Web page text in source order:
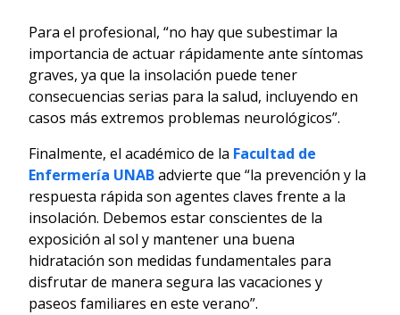
Para el profesional, “no hay que subestimar la
importancia de actuar rápidamente ante síntomas
graves, ya que la insolación puede tener
consecuencias serias para la salud, incluyendo en
casos más extremos problemas neurológicos”.
Finalmente, el académico de la Facultad de
Enfermería UNABadvierte que “la prevención y la
respuesta rápida son agentes claves frente a la
insolación. Debemos estar conscientes de la
exposición al sol y mantener una buena
hidratación son medidas fundamentales para
disfrutar de manera segura las vacaciones y
paseos familiares en este verano”.